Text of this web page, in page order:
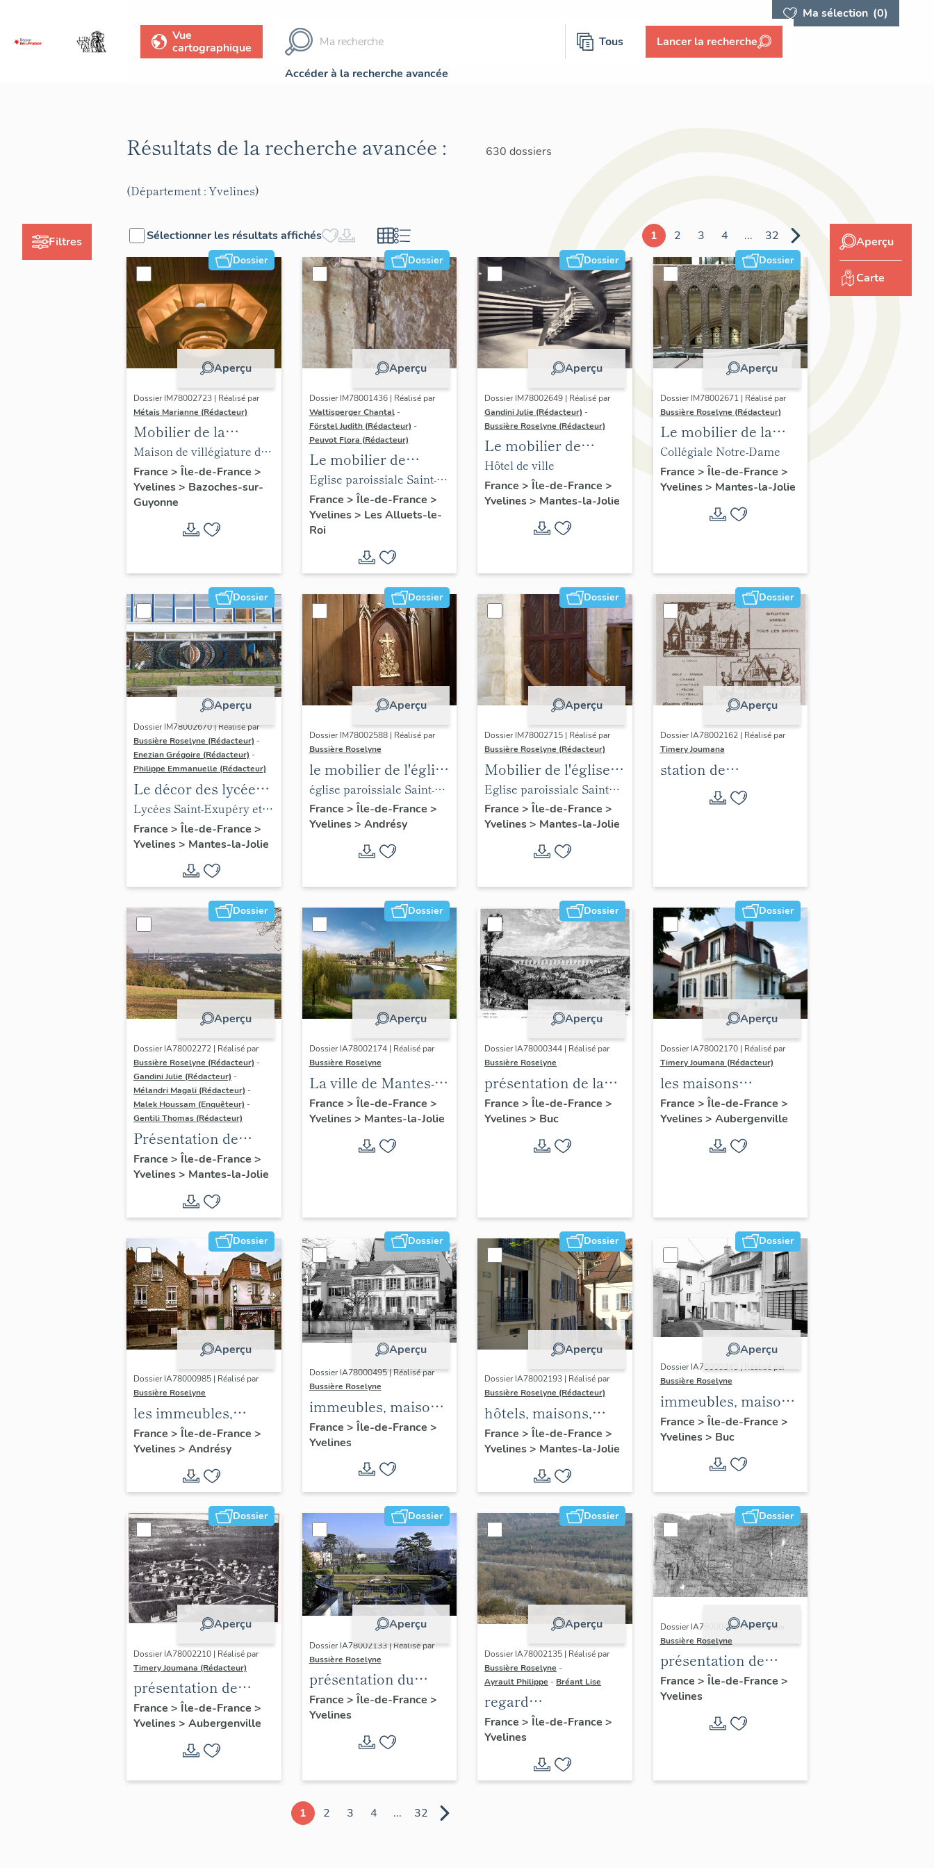
Ma sélection (0)
Vue
cartographique
Tous Lancer la recherche
Accéder à la recherche avancée
Filtres
Résultats de la recherche avancée : 630 dossiers
(Département : Yvelines)
Sélectionner les résultats affichés 1 2 3 4 ... 32
Dossier
Aperçu
Dossier IM78002723 | Réalisé par
Métais Marianne (Rédacteur)
Mobilier de la
maison Louis Carré
Maison de villégiature dite
maison Louis Carré
France > Île-de-France >
Yvelines> Bazoches-sur-
Guyonne
Dossier
Aperçu
Dossier IM78001436 | Réalisé par
Waltisperger Chantal -
Förstel Judith (Rédacteur) -
Peuvot Flora (Rédacteur)
Le mobilier de
l'église paroissiale
Saint-Nicolas
Eglise paroissiale Saint-
Nicolas
France > Île-de-France >
Yvelines> Les Alluets-le-
Roi
Dossier
Aperçu
Dossier IM78002649 | Réalisé par
Gandini Julie (Rédacteur) -
Bussière Roselyne (Rédacteur)
Le mobilier de
l'hôtel de ville
Hôtel de ville
France > Île-de-France >
Yvelines> Mantes-la-Jolie
Dossier
Aperçu
Dossier IM78002671 | Réalisé par
Bussière Roselyne (Rédacteur)
Le mobilier de la
collégiale
Collégiale Notre-Dame
France > Île-de-France >
Yvelines> Mantes-la-Jolie
Dossier
Aperçu
Dossier IM78002670 | Réalisé par
Bussière Roselyne (Rédacteur) -
Enezian Grégoire (Rédacteur) -
Philippe Emmanuelle (Rédacteur)
Le décor des lycées
de Mantes
Lycées Saint-Exupéry et
Jean Rostand
France > Île-de-France >
Yvelines> Mantes-la-Jolie
Dossier
Aperçu
Dossier IM78002588 | Réalisé par
Bussière Roselyne
le mobilier de l'église
Saint-Germain-de-
Paris (liste
supplémentaire)
église paroissiale Saint-
Germain
France > Île-de-France >
Yvelines> Andrésy
Dossier
Aperçu
Dossier IM78002715 | Réalisé par
Bussière Roselyne (Rédacteur)
Mobilier de l'église
Sainte-Anne de
Gassicourt
Eglise paroissiale Sainte-
Anne
France > Île-de-France >
Yvelines> Mantes-la-Jolie
Dossier
Aperçu
Dossier IA78002162 | Réalisé par
Timery Joumana
station de
villégiature
d'Elisabethville
Dossier
Aperçu
Dossier IA78002272 | Réalisé par
Bussière Roselyne (Rédacteur) -
Gandini Julie (Rédacteur) -
Mélandri Magali (Rédacteur) -
Malek Houssam (Enquêteur) -
Gentili Thomas (Rédacteur)
Présentation de
l'étude
France > Île-de-France >
Yvelines> Mantes-la-Jolie
Dossier
Aperçu
Dossier IA78002174 | Réalisé par
Bussière Roselyne
La ville de Mantes-la-
Jolie
France > Île-de-France >
Yvelines> Mantes-la-Jolie
Dossier
Aperçu
Dossier IA78000344 | Réalisé par
Bussière Roselyne
présentation de la
commune de Buc
France > Île-de-France >
Yvelines> Buc
Dossier
Aperçu
Dossier IA78002170 | Réalisé par
Timery Joumana (Rédacteur)
les maisons
d'Elisabethville
France > Île-de-France >
Yvelines> Aubergenville
Dossier
Aperçu
Dossier IA78000985 | Réalisé par
Bussière Roselyne
les immeubles,
maisons et fermes
du canton d'Andrésy
France > Île-de-France >
Yvelines> Andrésy
Dossier
Aperçu
Dossier IA78000495 | Réalisé par
Bussière Roselyne
immeubles, maisons,
fermes
France > Île-de-France >
Yvelines
Dossier
Aperçu
Dossier IA78002193 | Réalisé par
Bussière Roselyne (Rédacteur)
hôtels, maisons,
immeubles
France > Île-de-France >
Yvelines> Mantes-la-Jolie
Dossier
Aperçu
Dossier IA78000345 | Réalisé par
Bussière Roselyne
immeubles, maisons,
fermes
France > Île-de-France >
Yvelines> Buc
Dossier
Aperçu
Dossier IA78002210 | Réalisé par
Timery Joumana (Rédacteur)
présentation de
l'étude
d'Elisabethville
France > Île-de-France >
Yvelines> Aubergenville
Dossier
Aperçu
Dossier IA78002133 | Réalisé par
Bussière Roselyne
présentation du
diagnostic
patrimonial, urbain
et paysager de Seine-
France > Île-de-France >
Yvelines
Dossier
Aperçu
Dossier IA78002135 | Réalisé par
Bussière Roselyne -
Ayrault Philippe - Bréant Lise
regard
photographique sur
le territoire de Seine-
France > Île-de-France >
Yvelines
Dossier
Aperçu
Dossier IA78000496 | Réalisé par
Bussière Roselyne
présentation de
l'étude du
patrimoine de l'aire
d'étude Versailles
périphérie sud
France > Île-de-France >
Yvelines
1 2 3 4 ... 32
Aperçu
Carte